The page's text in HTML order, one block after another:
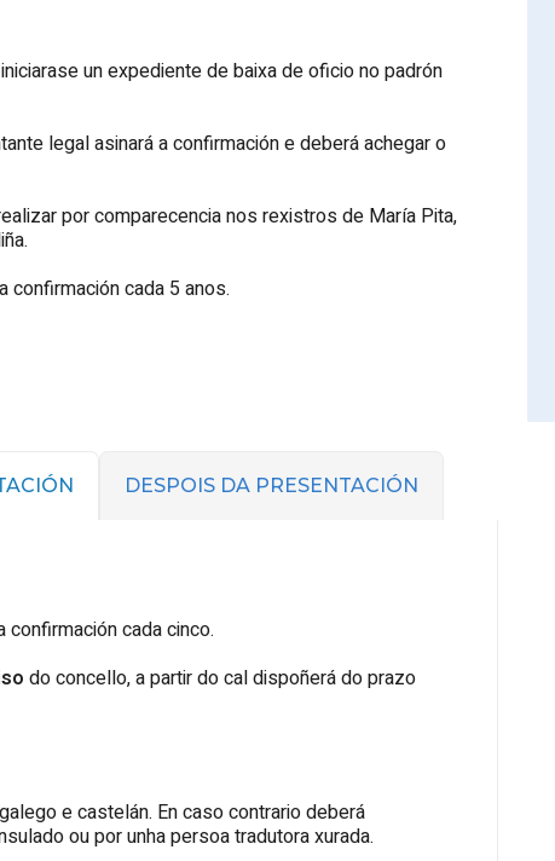
un expediente de baixa de oficio no padrón
legal asinará a confirmación e deberá achegar o
por comparecencia nos rexistros de María Pita,
confirmación cada 5 anos.
DESPOIS DA PRESENTACIÓN
cada cinco.
do concello, a partir do cal dispoñerá do prazo
e castelán. En caso contrario deberá
ou por unha persoa tradutora xurada.